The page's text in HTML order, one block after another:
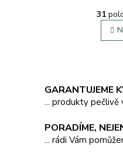
31
GARANTUJEME
... produkty
PORADÍME,
... rádi Vám